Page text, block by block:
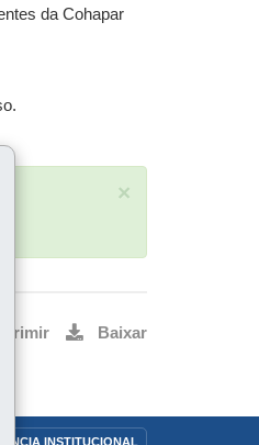
da Cohapar
×
Baixar
INSTITUCIONAL